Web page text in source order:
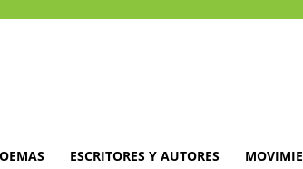
ESCRITORES Y AUTORES